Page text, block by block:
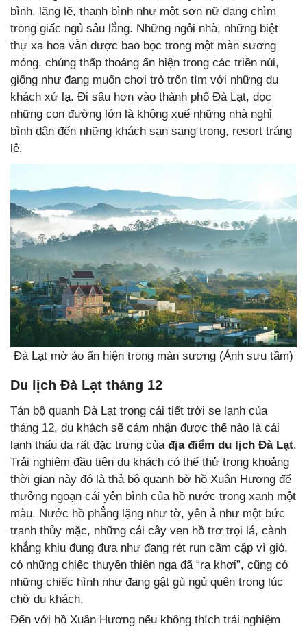
bình, lặng lẽ, thanh bình như một sơn nữ đang chìm
trong giấc ngủ sâu lắng. Những ngôi nhà, những biệt
thự xa hoa vẫn được bao bọc trong một màn sương
mỏng, chúng thấp thoáng ẩn hiện trong các triền núi,
giống như đang muốn chơi trò trốn tìm với những du
khách xứ lạ. Đi sâu hơn vào thành phố Đà Lạt, dọc
những con đường lớn là không xuể những nhà nghỉ
bình dân đến những khách sạn sang trọng, resort tráng
lệ.
Đà Lạt mờ ảo ẩn hiện trong màn sương (Ảnh sưu tầm)
Du lịch Đà Lạt tháng 12
Tản bộ quanh Đà Lạt trong cái tiết trời se lạnh của
tháng 12, du khách sẽ cảm nhận được thế nào là cái
lạnh thấu da rất đặc trưng của địa điểm du lịch Đà Lạt.
Trải nghiệm đầu tiên du khách có thể thử trong khoảng
thời gian này đó là thả bộ quanh bờ hồ Xuân Hương để
thưởng ngoạn cái yên bình của hồ nước trong xanh một
màu. Nước hồ phẳng lặng như tờ, yên ả như một bức
tranh thủy mặc, những cái cây ven hồ trơ trọi lá, cành
khẳng khiu đung đưa như đang rét run cầm cập vì gió,
có những chiếc thuyền thiên nga đã “ra khơi”, cũng có
những chiếc hình như đang gật gù ngủ quên trong lúc
chờ du khách.
Đến với hồ Xuân Hương nếu không thích trải nghiệm